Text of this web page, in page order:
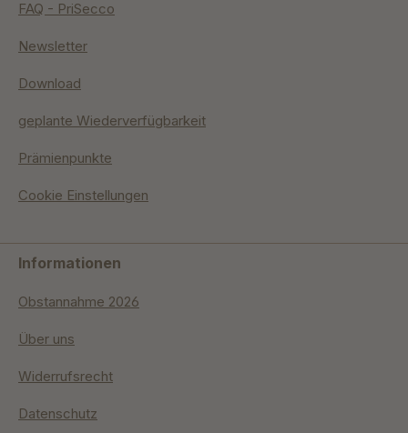
FAQ - PriSecco
Newsletter
Download
geplante Wiederverfügbarkeit
Prämienpunkte
Cookie Einstellungen
Informationen
Obstannahme 2026
Über uns
Widerrufsrecht
Datenschutz